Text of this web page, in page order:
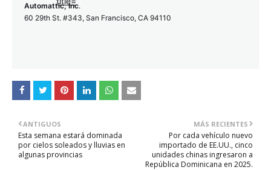
Automattic, Inc.
60 29th St. #343, San Francisco, CA 94110
MÁS RECIENTES
Por cada vehículo nuevo
importado de EE.UU., cinco
unidades chinas ingresaron a
República Dominicana en 2025.
ANTIGUOS
Esta semana estará dominada
por cielos soleados y lluvias en
algunas provincias